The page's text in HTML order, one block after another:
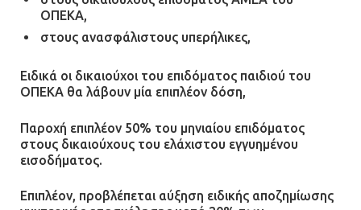
ΟΠΕΚΑ,
στους ανασφάλιστους υπερήλικες,
Ειδικά οι δικαιούχοι του επιδόματος παιδιού του
ΟΠΕΚΑ θα λάβουν μία επιπλέον δόση,
Παροχή επιπλέον 50% του μηνιαίου επιδόματος
στους δικαιούχους του ελάχιστου εγγυημένου
εισοδήματος.
Επιπλέον, προβλέπεται αύξηση ειδικής αποζημίωσης